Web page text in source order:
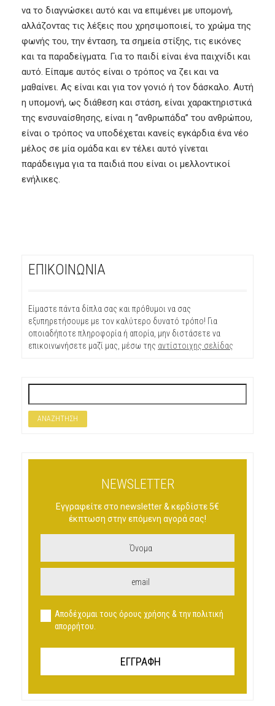
να το διαγνώσκει αυτό και να επιμένει με υπομονή,
αλλάζοντας τις λέξεις που χρησιμοποιεί, το χρώμα της
φωνής του, την ένταση, τα σημεία στίξης, τις εικόνες
και τα παραδείγματα. Για το παιδί είναι ένα παιχνίδι και
αυτό. Είπαμε αυτός είναι ο τρόπος να ζει και να
μαθαίνει. Ας είναι και για τον γονιό ή τον δάσκαλο. Αυτή
η υπομονή, ως διάθεση και στάση, είναι χαρακτηριστικά
της ενσυναίσθησης, είναι η ‘‘ανθρωπάδα’’ του ανθρώπου,
είναι ο τρόπος να υποδέχεται κανείς εγκάρδια ένα νέο
μέλος σε μία ομάδα και εν τέλει αυτό γίνεται
παράδειγμα για τα παιδιά που είναι οι μελλοντικοί
ενήλικες.
ΕΠΙΚΟΙΝΩΝΙΑ
Είμαστε πάντα δίπλα σας και πρόθυμοι να σας
εξυπηρετήσουμε με τον καλύτερο δυνατό τρόπο! Για
οποιαδήποτε πληροφορία ή απορία, μην διστάσετε να
επικοινωνήσετε μαζί μας, μέσω της αντίστοιχης σελίδας
NEWSLETTER
Εγγραφείτε στο newsletter & κερδίστε 5€
έκπτωση στην επόμενη αγορά σας!
Αποδέχομαι τους όρους χρήσης & την πολιτική
απορρήτου.